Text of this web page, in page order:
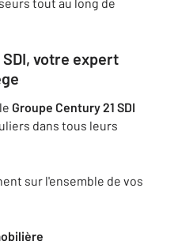
SDI, votre expert
Groupe Century 21 SDI
dans tous leurs
sur l'ensemble de vos